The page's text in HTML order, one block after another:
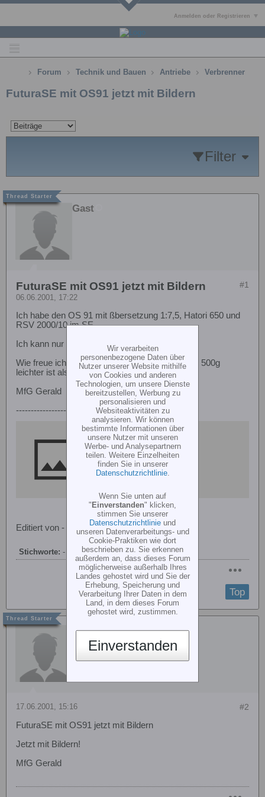
Anmelden oder Registrieren
Forum Technik und Bauen Antriebe Verbrenner
FuturaSE mit OS91 jetzt mit Bildern
Filter
Gast
#1
FuturaSE mit OS91 jetzt mit Bildern
06.06.2001, 17:22
Ich habe den OS 91 mit ßbersetzung 1:7,5, Hatori 650 und
RSV 2000/10 im SE.
Ich kann nur sagen, der Motor ist der Hammer!
Wie freue ich mich da erst auf den NT, der noch 500g
leichter ist als der SE.
MfG Gerald
----------------------------------------
https://www.elsishans.de
Editiert von - garye am 17/06/2001 16:16:05
Stichworte: -
Top
Gast
#2
17.06.2001, 15:16
FuturaSE mit OS91 jetzt mit Bildern
Jetzt mit Bildern!
MfG Gerald
Wir verarbeiten
personenbezogene Daten über
Nutzer unserer Website mithilfe
von Cookies und anderen
Technologien, um unsere Dienste
bereitzustellen, Werbung zu
personalisieren und
Websiteaktivitäten zu
analysieren. Wir können
bestimmte Informationen über
unsere Nutzer mit unseren
Werbe- und Analysepartnern
teilen. Weitere Einzelheiten
finden Sie in unserer
Datenschutzrichtlinie.
Wenn Sie unten auf
"Einverstanden" klicken,
stimmen Sie unserer
Datenschutzrichtlinie und
unseren Datenverarbeitungs- und
Cookie-Praktiken wie dort
beschrieben zu. Sie erkennen
außerdem an, dass dieses Forum
möglicherweise außerhalb Ihres
Landes gehostet wird und Sie der
Erhebung, Speicherung und
Verarbeitung Ihrer Daten in dem
Land, in dem dieses Forum
gehostet wird, zustimmen.
Einverstanden